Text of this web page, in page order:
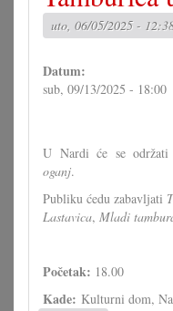
tambure
u
uto, 06/05/2025 -
Datum:
sub, 09/13/2025 - 18:00
U Nardi će se održati
oganj.
Publiku ćedu zabavljati
Lastavica, Mladi
Početak: 18.00
Kade: Kulturni dom,